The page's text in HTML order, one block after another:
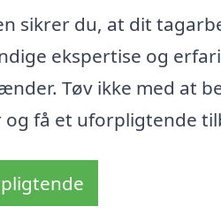
sikrer du, at dit
ekspertise og
Tøv ikke med at
få et uforpligtende